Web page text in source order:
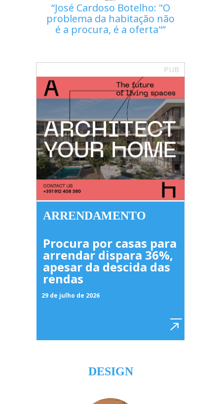
José Cardoso Botelho: "O
problema da habitação não
é a procura, é a oferta"
PUB
ARRENDAMENTO
Procura por casas para
arrendar dispara 36%,
apesar da descida das
rendas
29 de julho de 2026
DESIGN